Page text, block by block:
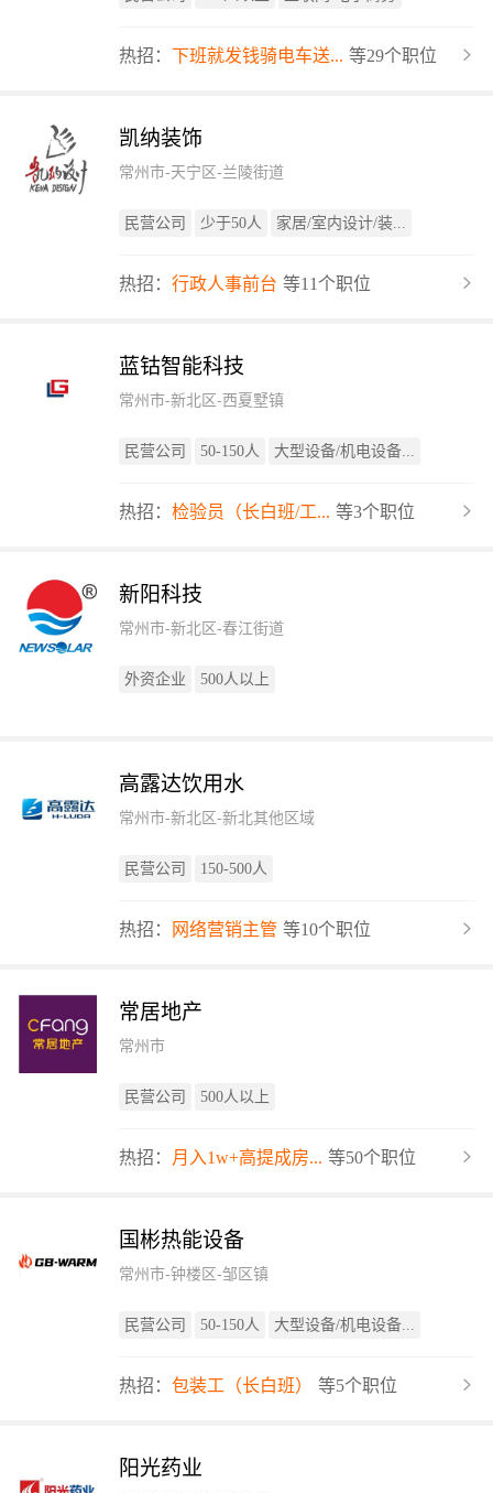
热招： 下班就发钱骑电车送... 等29个职位
凯纳装饰
常州市-天宁区-兰陵街道
民营公司 少于50人 家居/室内设计/装...
热招： 行政人事前台 等11个职位
蓝钴智能科技
常州市-新北区-西夏墅镇
民营公司 50-150人 大型设备/机电设备...
热招： 检验员（长白班/工... 等3个职位
新阳科技
常州市-新北区-春江街道
外资企业 500人以上
高露达饮用水
常州市-新北区-新北其他区域
民营公司 150-500人
热招： 网络营销主管 等10个职位
常居地产
常州市
民营公司 500人以上
热招： 月入1w+高提成房... 等50个职位
国彬热能设备
常州市-钟楼区-邹区镇
民营公司 50-150人 大型设备/机电设备...
热招： 包装工（长白班） 等5个职位
阳光药业